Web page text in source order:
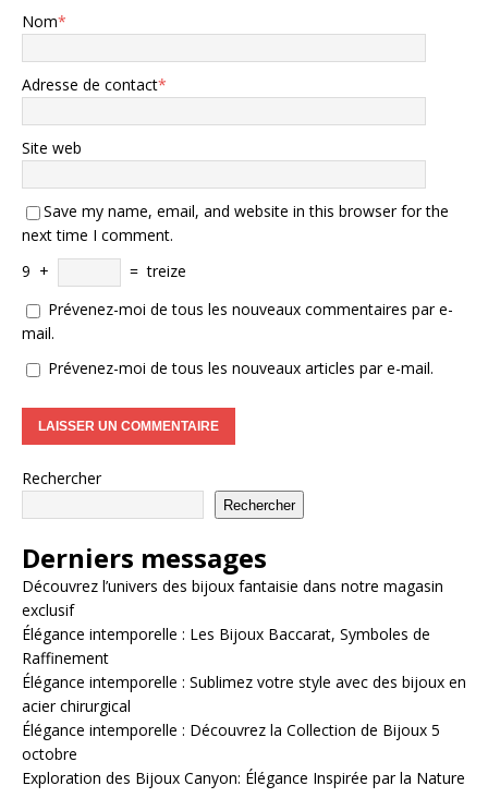
Nom*
Adresse de contact*
Site web
Save my name, email, and website in this browser for the
next time I comment.
9 + = treize
Prévenez-moi de tous les nouveaux commentaires par e-
mail.
Prévenez-moi de tous les nouveaux articles par e-mail.
Rechercher
Rechercher
Derniers messages
Découvrez l’univers des bijoux fantaisie dans notre magasin
exclusif
Élégance intemporelle : Les Bijoux Baccarat, Symboles de
Raffinement
Élégance intemporelle : Sublimez votre style avec des bijoux en
acier chirurgical
Élégance intemporelle : Découvrez la Collection de Bijoux 5
octobre
Exploration des Bijoux Canyon: Élégance Inspirée par la Nature